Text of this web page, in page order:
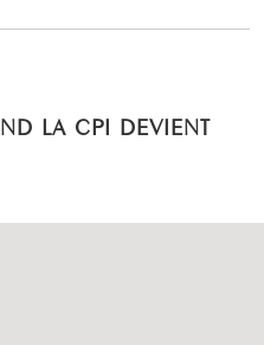
LA CPI DEVIENT